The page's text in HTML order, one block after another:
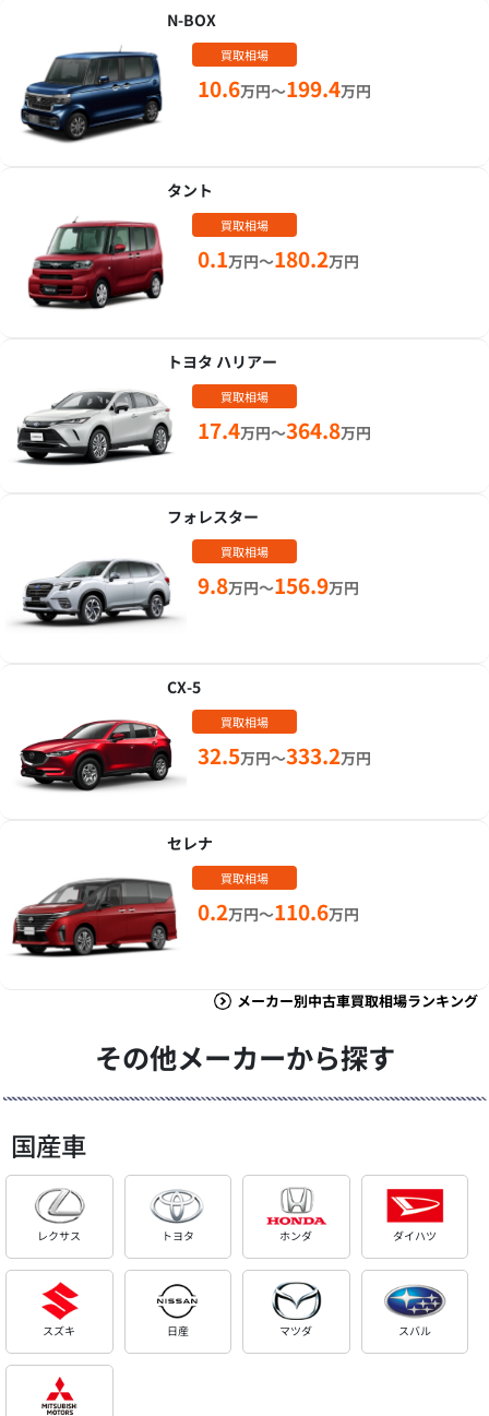
N-BOX
買取相場
10.6万円～199.4万円
タント
買取相場
0.1万円～180.2万円
トヨタ ハリアー
買取相場
17.4万円～364.8万円
フォレスター
買取相場
9.8万円～156.9万円
CX-5
買取相場
32.5万円～333.2万円
セレナ
買取相場
0.2万円～110.6万円
メーカー別中古車買取相場ランキング
その他メーカーから探す
国産車
レクサス トヨタ ホンダ ダイハツ
スズキ 日産 マツダ スバル